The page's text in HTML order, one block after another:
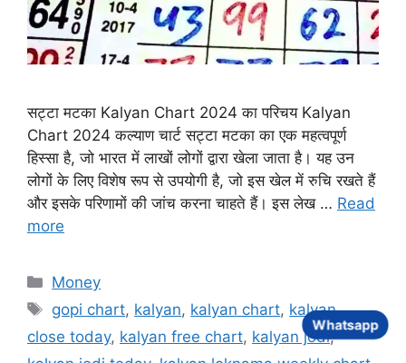
Whatsapp
सट्टा मटका Kalyan Chart 2024 का परिचय Kalyan
Chart 2024 कल्याण चार्ट सट्टा मटका का एक महत्वपूर्ण
हिस्सा है, जो भारत में लाखों लोगों द्वारा खेला जाता है। यह उन
लोगों के लिए विशेष रूप से उपयोगी है, जो इस खेल में रुचि रखते हैं
और इसके परिणामों की जांच करना चाहते हैं। इस लेख … Read
more
Categories
Money
Tags
gopi chart, kalyan, kalyan chart, kalyan
close today, kalyan free chart, kalyan jodi,